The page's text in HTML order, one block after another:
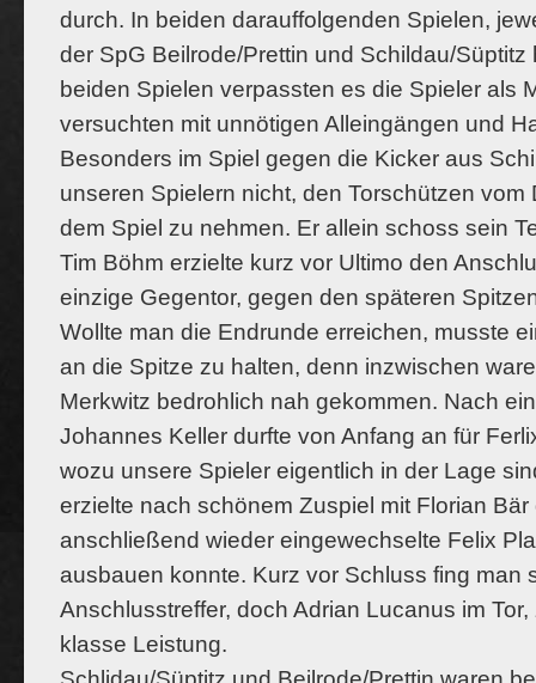
durch. In beiden darauffolgenden Spielen,
der SpG Beilrode/Prettin und Schildau/
beiden Spielen verpassten es die Spieler als
versuchten mit unnötigen Alleingängen und
Besonders im Spiel gegen die Kicker aus
unseren Spielern nicht, den Torschützen
dem Spiel zu nehmen. Er allein schoss sein
Tim Böhm erzielte kurz vor Ultimo den
einzige Gegentor, gegen den späteren
Wollte man die Endrunde erreichen, musste
an die Spitze zu halten, denn inzwischen
Merkwitz bedrohlich nah gekommen. Nach
Johannes Keller durfte von Anfang an für
wozu unsere Spieler eigentlich in der Lage
erzielte nach schönem Zuspiel mit Florian
anschließend wieder eingewechselte Felix
ausbauen konnte. Kurz vor Schluss fing man
Anschlusstreffer, doch Adrian Lucanus im
klasse Leistung.